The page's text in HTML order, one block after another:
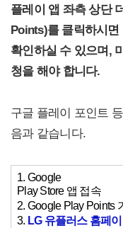
플레이 앱 좌측 상단
Points)를 클릭하시
확인하실 수 있으며,
청을 해야 합니다.
구글 플레이 포인트
음과 같습니다.
1. Google
Play Store 앱 접속
2. Google Play Points
3. LG 유플러스 홈페